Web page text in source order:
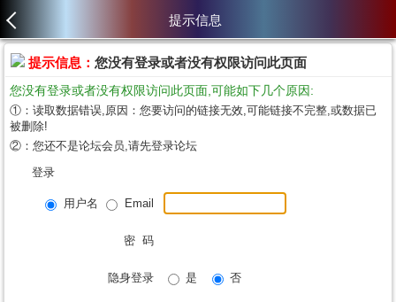
提示信息
提示信息： 您没有登录或者没有权限访问此页面
您没有登录或者没有权限访问此页面,可能如下几个原因:
①：读取数据错误,原因：您要访问的链接无效,可能链接不完整,或数据已
被删除!
②：您还不是论坛会员,请先登录论坛
登录
用户名 Email
密 码
隐身登录 是 否